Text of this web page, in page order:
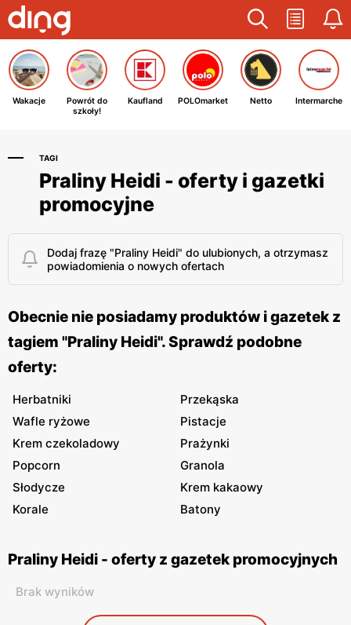
Wakacje
Powrót do
szkoły!
Kaufland POLOmarket Netto Intermarche
TAGI
Praliny Heidi - oferty i gazetki
promocyjne
Dodaj frazę "Praliny Heidi" do ulubionych, a otrzymasz
powiadomienia o nowych ofertach
Obecnie nie posiadamy produktów i gazetek z
tagiem "Praliny Heidi". Sprawdź podobne
oferty:
Herbatniki
Przekąska
Wafle ryżowe
Pistacje
Krem czekoladowy
Prażynki
Popcorn
Granola
Słodycze
Krem kakaowy
Korale
Batony
Praliny Heidi - oferty z gazetek promocyjnych
Brak wyników